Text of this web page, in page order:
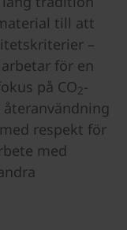
till att
–
för en
på CO2-
respekt för
med